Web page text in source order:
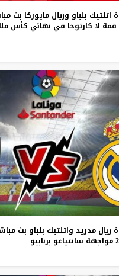
اتلتيك بلباو وريال مايوركا بث
قمة لا كارتوخا في نهائي كأس
ريال مدريد واتلتيك بلباو بث
مواجهة سانتياغو برنابيو